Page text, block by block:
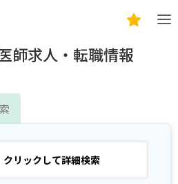
師求人・転職情報
クリックして詳細検索